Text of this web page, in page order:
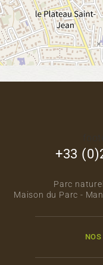
+33
Parc
Maison du Parc -